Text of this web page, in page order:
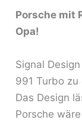
Porsche mit
Opa!
Signal
991 Turbo
Das Design
Porsche